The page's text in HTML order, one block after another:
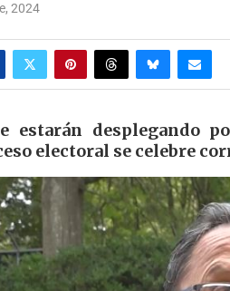
2024
estarán desplegando
electoral se celebre